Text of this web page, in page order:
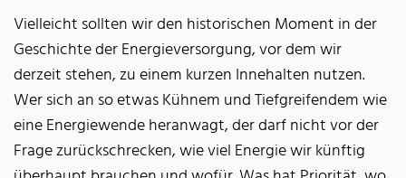
Vielleicht sollten wir den historischen Moment in der
Geschichte der Energieversorgung, vor dem wir
derzeit stehen, zu einem kurzen Innehalten nutzen.
Wer sich an so etwas Kühnem und Tiefgreifendem wie
eine Energiewende heranwagt, der darf nicht vor der
Frage zurückschrecken, wie viel Energie wir künftig